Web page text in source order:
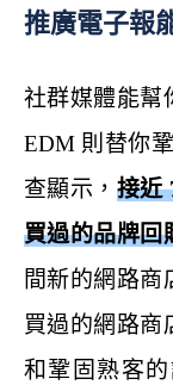
推廣電子報
社群媒體能幫
EDM 則替你
查顯示， 接近
買過的品牌回
間新的網路商
買過的網路商
和鞏固熟客